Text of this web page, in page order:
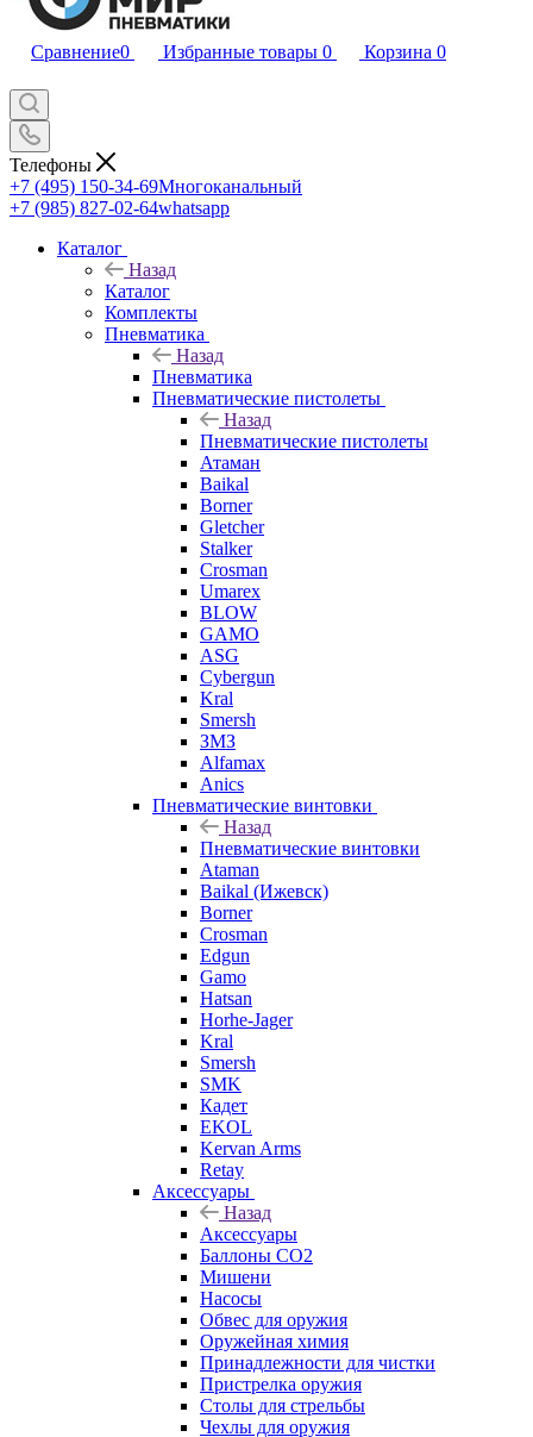
Сравнение0 Избранные товары 0 Корзина 0
Телефоны
+7 (495) 150-34-69Многоканальный
+7 (985) 827-02-64whatsapp
Каталог
Назад
Каталог
Комплекты
Пневматика
Назад
Пневматика
Пневматические пистолеты
Назад
Пневматические пистолеты
Атаман
Baikal
Borner
Gletcher
Stalker
Crosman
Umarex
BLOW
GAMO
ASG
Cybergun
Kral
Smersh
ЗМЗ
Alfamax
Anics
Пневматические винтовки
Назад
Пневматические винтовки
Ataman
Baikal (Ижевск)
Borner
Crosman
Edgun
Gamo
Hatsan
Horhe-Jager
Kral
Smersh
SMK
Кадет
EKOL
Kervan Arms
Retay
Аксессуары
Назад
Аксессуары
Баллоны СО2
Мишени
Насосы
Обвес для оружия
Оружейная химия
Принадлежности для чистки
Пристрелка оружия
Столы для стрельбы
Чехлы для оружия